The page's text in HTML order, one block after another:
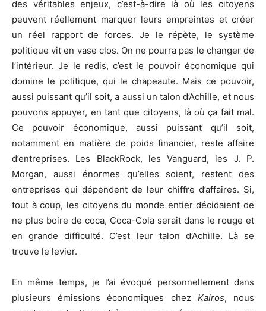
des véritables enjeux, c’est-à-dire là où les citoyens
peuvent réellement marquer leurs empreintes et créer
un réel rapport de forces. Je le répète, le système
politique vit en vase clos. On ne pourra pas le changer de
l’intérieur. Je le redis, c’est le pouvoir économique qui
domine le politique, qui le chapeaute. Mais ce pouvoir,
aussi puissant qu’il soit, a aussi un talon d’Achille, et nous
pouvons appuyer, en tant que citoyens, là où ça fait mal.
Ce pouvoir économique, aussi puissant qu’il soit,
notamment en matière de poids financier, reste affaire
d’entreprises. Les BlackRock, les Vanguard, les J. P.
Morgan, aussi énormes qu’elles soient, restent des
entreprises qui dépendent de leur chiffre d’affaires. Si,
tout à coup, les citoyens du monde entier décidaient de
ne plus boire de coca, Coca-Cola serait dans le rouge et
en grande difficulté. C’est leur talon d’Achille. Là se
trouve le levier.
En même temps, je l’ai évoqué personnellement dans
plusieurs émissions économiques chez Kairos, nous